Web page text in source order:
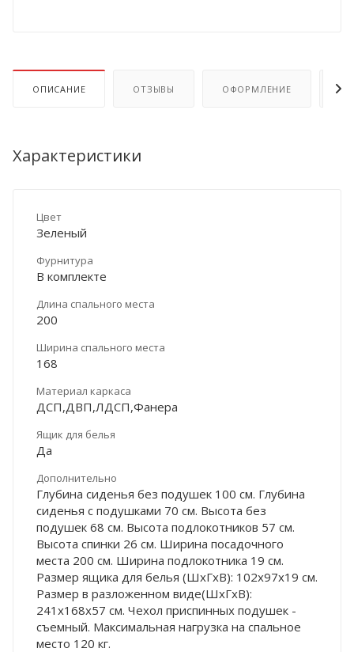
ОПИСАНИЕ ОТЗЫВЫ ОФОРМЛЕНИЕ
Характеристики
Цвет
Зеленый
Фурнитура
В комплекте
Длина спального места
200
Ширина спального места
168
Материал каркаса
ДСП,ДВП,ЛДСП,Фанера
Ящик для белья
Да
Дополнительно
Глубина сиденья без подушек 100 см. Глубина
сиденья с подушками 70 см. Высота без
подушек 68 см. Высота подлокотников 57 см.
Высота спинки 26 см. Ширина посадочного
места 200 см. Ширина подлокотника 19 см.
Размер ящика для белья (ШхГхВ): 102х97х19 см.
Размер в разложенном виде(ШхГхВ):
241х168х57 см. Чехол приспинных подушек -
съемный. Максимальная нагрузка на спальное
место 120 кг.